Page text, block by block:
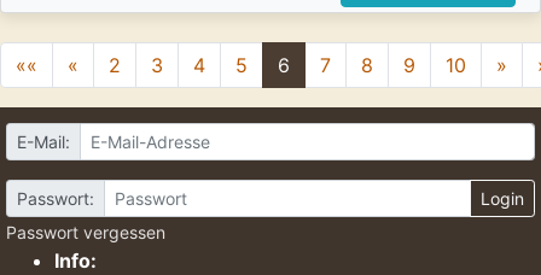
«« « 2 3 4 5 6 7 8 9 10 »
E-Mail:
Passwort:
Login
Passwort vergessen
Info: